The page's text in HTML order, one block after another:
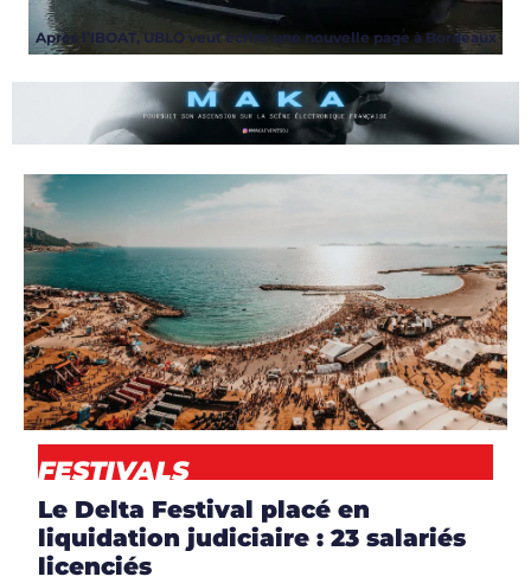
Après l’IBOAT, UBLO veut écrire une nouvelle page à Bordeaux
ARTICLES,EVENT,
NEWS
FESTIVALS
Le Delta Festival placé en
liquidation judiciaire : 23 salariés
licenciés